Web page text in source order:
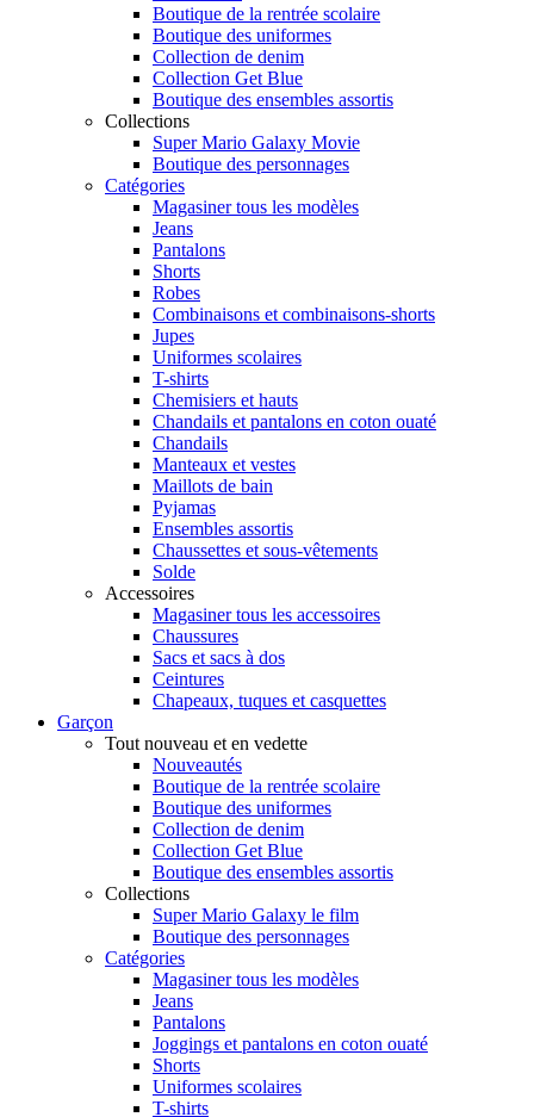
Boutique de la rentrée scolaire
Boutique des uniformes
Collection de denim
Collection Get Blue
Boutique des ensembles assortis
Collections
Super Mario Galaxy Movie
Boutique des personnages
Catégories
Magasiner tous les modèles
Jeans
Pantalons
Shorts
Robes
Combinaisons et combinaisons-shorts
Jupes
Uniformes scolaires
T-shirts
Chemisiers et hauts
Chandails et pantalons en coton ouaté
Chandails
Manteaux et vestes
Maillots de bain
Pyjamas
Ensembles assortis
Chaussettes et sous-vêtements
Solde
Accessoires
Magasiner tous les accessoires
Chaussures
Sacs et sacs à dos
Ceintures
Chapeaux, tuques et casquettes
Garçon
Tout nouveau et en vedette
Nouveautés
Boutique de la rentrée scolaire
Boutique des uniformes
Collection de denim
Collection Get Blue
Boutique des ensembles assortis
Collections
Super Mario Galaxy le film
Boutique des personnages
Catégories
Magasiner tous les modèles
Jeans
Pantalons
Joggings et pantalons en coton ouaté
Shorts
Uniformes scolaires
T-shirts